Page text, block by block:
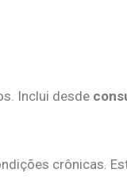
Inclui desde
crônicas.